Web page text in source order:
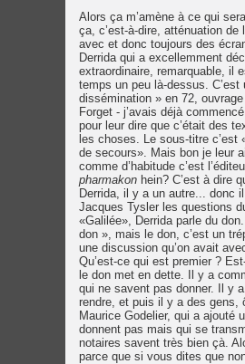
Alors ça m’amène à ce qui
ça, c’est-à-dire, atténuation
avec et donc toujours des
Derrida qui a excellemment
extraordinaire, remarquable, il
temps un peu là-dessus.
dissémination » en 72,
Forget - j’avais déjà
pour leur dire que c’était des
les choses. Le sous-titre c’est
de secours». Mais bon je leur
comme d’habitude c’est
pharmakon hein? C’est à dire
Derrida, il y a un autre... donc
Jacques Tysler les questions
«Galilée», Derrida parle du
don », mais le don, c’est un
une discussion qu’on avait
Qu’est-ce qui est premier ?
le don met en dette. Il y a
qui ne savent pas donner. Il y
rendre, et puis il y a des gens,
Maurice Godelier, qui a ajouté
donnent pas mais qui se
notaires savent très bien çà.
parce que si vous dites que